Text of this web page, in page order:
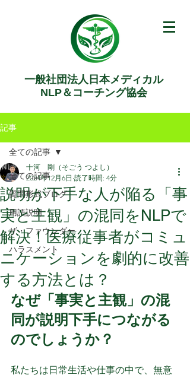
一般社団法人日本メディカル
NLP＆コーチング協会
記事
全ての記事
質問形式ブログ
用語説明
ザ・ファウンダー
ハラスメント
全ての記事
説明が下手な人が陥る「事
実と主観」の混同をNLPで
解決！医療従事者がコミュ
ニケーションを劇的に改善
する方法とは？
十河 剛（そごう つよし）
2024年12月6日 読了時間: 4分
なぜ「事実と主観」の混
同が説明下手につながる
のでしょうか？
私たちは日常生活や仕事の中で、無意